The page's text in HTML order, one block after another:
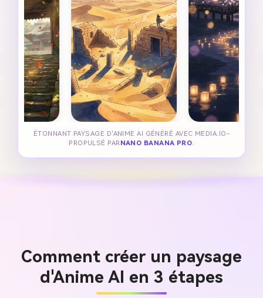
ÉTONNANT PAYSAGE D'ANIME AI GÉNÉRÉ AVEC MEDIA.IO-
PROPULSÉ PAR NANO BANANA PRO.
Comment créer un paysage
d'Anime AI en 3 étapes